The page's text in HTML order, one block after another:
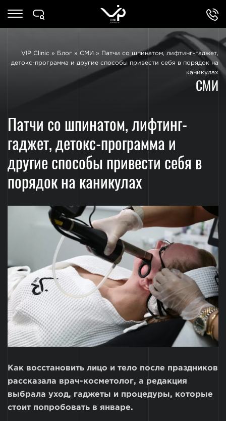
VIP Clinic » Блог » СМИ »
Патчи со шпинатом, лифтинг-гаджет,
детокс-программа и другие способы привести себя в порядок на
каникулах
СМИ
Патчи со шпинатом, лифтинг-
гаджет, детокс-программа и
другие способы привести себя в
порядок на каникулах
Как восстановить лицо и тело после праздников
рассказала врач-косметолог, а редакция
выбрала уход, гаджеты и процедуры, которые
стоит попробовать в январе.